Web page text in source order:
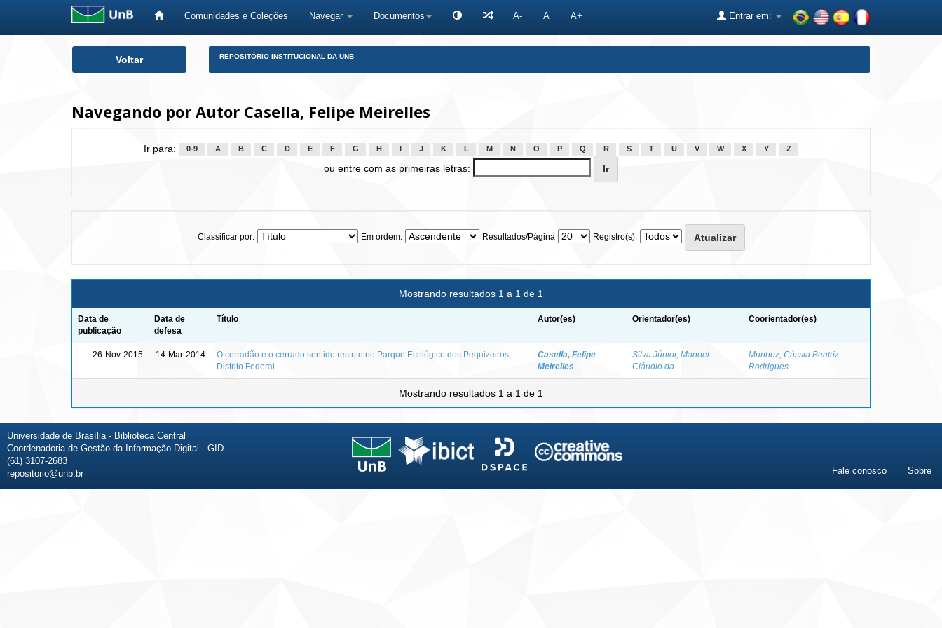
Comunidades e Coleções Navegar Documentos A- A A+ Entrar em:
Voltar REPOSITÓRIO INSTITUCIONAL DA UNB
Navegando por Autor Casella, Felipe Meirelles
Ir para: 0-9 A B C D E F G H J K L M N O P Q R S T U V W X Y Z
ou entre com as primeiras letras:
Classificar por: Em ordem: Resultados/Página Registro(s):
Mostrando resultados 1 a 1 de 1
Data de
publicação
Data de
defesa
Título Autor(es) Orientador(es) Coorientador(es)
26-Nov-2015 14-Mar-2014
O cerradão e o cerrado sentido restrito no Parque Ecológico dos Pequizeiros,
Distrito Federal
Casella, Felipe
Meirelles
Silva Júnior, Manoel
Cláudio da
Munhoz, Cássia Beatriz
Rodrigues
Mostrando resultados 1 a 1 de 1
Universidade de Brasília - Biblioteca Central
Coordenadoria de Gestão da Informação Digital - GID
(61) 3107-2683
repositorio@unb.br
Fale conosco Sobre